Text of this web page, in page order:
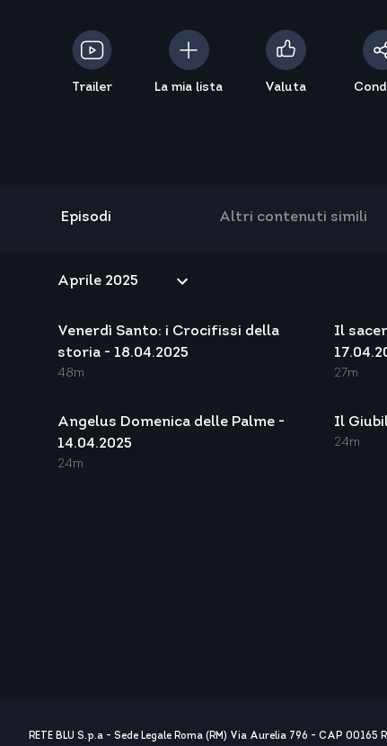
Trailer La mia lista Valuta
Episodi Altri contenuti simili
Venerdì Santo: i Crocifissi della
storia - 18.04.2025
48m
Il
27m
Angelus Domenica delle Palme -
14.04.2025
24m
Il
24m
RETE BLU S.p.a - Sede Legale Roma (RM) Via Aurelia 796 - CAP 00165